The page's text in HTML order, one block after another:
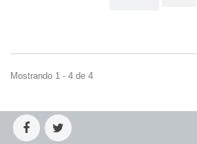
Mostrando 1 - 4 de 4